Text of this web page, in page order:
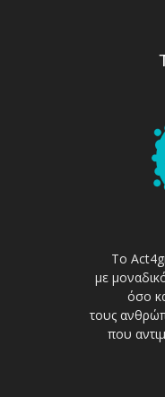
Το
με
όσο
τους
που